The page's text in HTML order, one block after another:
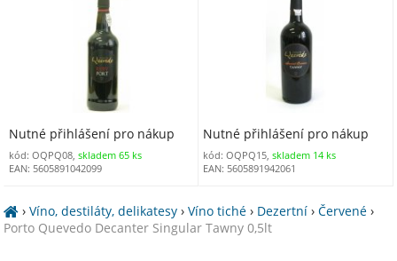
Nutné přihlášení pro nákup
kód: OQPQ08, skladem 65 ks
EAN: 5605891042099
Nutné přihlášení pro nákup
kód: OQPQ15,skladem 14 ks
EAN: 5605891942061
›Víno, destiláty, delikatesy ›Víno tiché › Dezertní ›Červené ›
Porto Quevedo Decanter Singular Tawny 0,5lt